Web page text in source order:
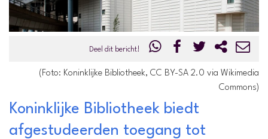
Deel dit bericht!
(Foto: Koninklijke Bibliotheek, CC BY-SA 2.0 via Wikimedia
Commons)
Koninklijke Bibliotheek biedt
afgestudeerden toegang tot